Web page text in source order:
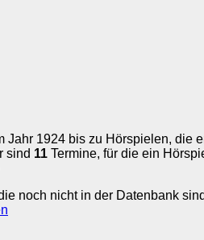
Jahr 1924 bis zu Hörspielen, die
sind 11 Termine, für die ein
noch nicht in der Datenbank